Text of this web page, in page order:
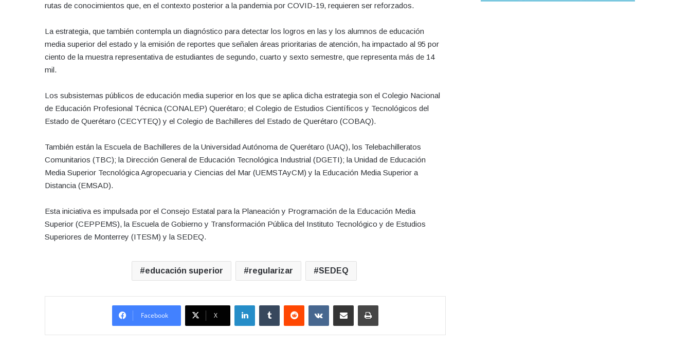
rutas de conocimientos que, en el contexto posterior a la pandemia por COVID-19, requieren ser reforzados.
La estrategia, que también contempla un diagnóstico para detectar los logros en las y los alumnos de educación
media superior del estado y la emisión de reportes que señalen áreas prioritarias de atención, ha impactado al 95 por
ciento de la muestra representativa de estudiantes de segundo, cuarto y sexto semestre, que representa más de 14
mil.
Los subsistemas públicos de educación media superior en los que se aplica dicha estrategia son el Colegio Nacional
de Educación Profesional Técnica (CONALEP) Querétaro; el Colegio de Estudios Científicos y Tecnológicos del
Estado de Querétaro (CECYTEQ) y el Colegio de Bachilleres del Estado de Querétaro (COBAQ).
También están la Escuela de Bachilleres de la Universidad Autónoma de Querétaro (UAQ), los Telebachilleratos
Comunitarios (TBC); la Dirección General de Educación Tecnológica Industrial (DGETI); la Unidad de Educación
Media Superior Tecnológica Agropecuaria y Ciencias del Mar (UEMSTAyCM) y la Educación Media Superior a
Distancia (EMSAD).
Esta iniciativa es impulsada por el Consejo Estatal para la Planeación y Programación de la Educación Media
Superior (CEPPEMS), la Escuela de Gobierno y Transformación Pública del Instituto Tecnológico y de Estudios
Superiores de Monterrey (ITESM) y la SEDEQ.
educación superior regularizar SEDEQ
Facebook X
LinkedInTumblr Reddit VKontakteCompartir por correo electrónicoImprimir